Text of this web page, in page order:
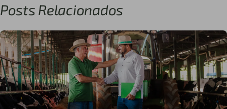
Posts Relacionados